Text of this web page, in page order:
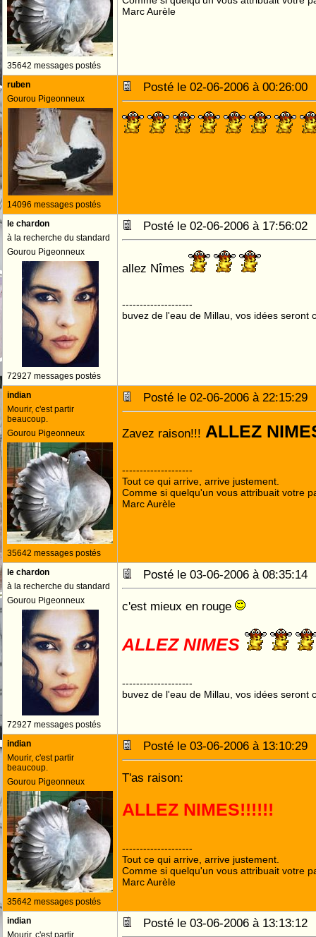
35642 messages postés
Marc Aurèle
ruben
Gourou Pigeonneux
14096 messages postés
Posté le 02-06-2006 à
le chardon
à la recherche du standard
Gourou Pigeonneux
72927 messages postés
Posté le 02-06-2006 à
allez Nîmes
--------------------
buvez de l'eau de Millau, vos idées seront
indian
Mourir, c'est partir
beaucoup.
Gourou Pigeonneux
35642 messages postés
Posté le 02-06-2006 à
Zavez raison!!!
--------------------
Tout ce qui arrive, arrive justement.
Comme si quelqu'un vous attribuait votre
Marc Aurèle
le chardon
à la recherche du standard
Gourou Pigeonneux
72927 messages postés
Posté le 03-06-2006 à
c'est mieux en rouge
ALLEZ NIMES
--------------------
buvez de l'eau de Millau, vos idées seront
indian
Mourir, c'est partir
beaucoup.
Gourou Pigeonneux
35642 messages postés
Posté le 03-06-2006 à
T'as raison:
--------------------
Tout ce qui arrive, arrive justement.
Comme si quelqu'un vous attribuait votre
Marc Aurèle
indian
Mourir, c'est partir
Posté le 03-06-2006 à